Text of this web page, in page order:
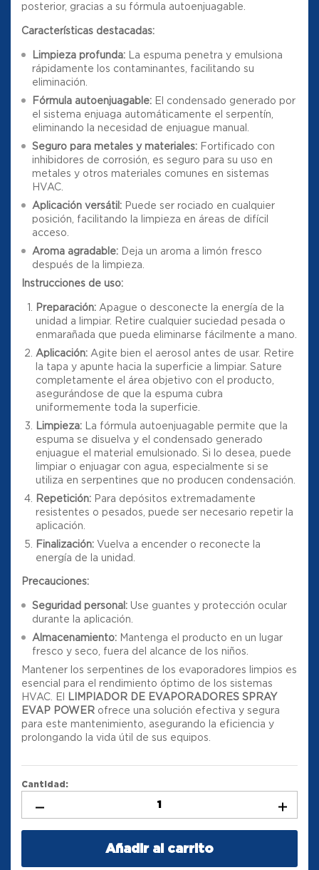
posterior, gracias a su fórmula autoenjuagable.
Características destacadas:
Limpieza profunda: La espuma penetra y emulsiona
rápidamente los contaminantes, facilitando su
eliminación.
Fórmula autoenjuagable: El condensado generado por
el sistema enjuaga automáticamente el serpentín,
eliminando la necesidad de enjuague manual.
Seguro para metales y materiales: Fortificado con
inhibidores de corrosión, es seguro para su uso en
metales y otros materiales comunes en sistemas
HVAC.
Aplicación versátil: Puede ser rociado en cualquier
posición, facilitando la limpieza en áreas de difícil
acceso.
Aroma agradable: Deja un aroma a limón fresco
después de la limpieza.
Instrucciones de uso:
Preparación: Apague o desconecte la energía de la
unidad a limpiar. Retire cualquier suciedad pesada o
enmarañada que pueda eliminarse fácilmente a mano.
Aplicación: Agite bien el aerosol antes de usar. Retire
la tapa y apunte hacia la superficie a limpiar. Sature
completamente el área objetivo con el producto,
asegurándose de que la espuma cubra
uniformemente toda la superficie.
Limpieza: La fórmula autoenjuagable permite que la
espuma se disuelva y el condensado generado
enjuague el material emulsionado. Si lo desea, puede
limpiar o enjuagar con agua, especialmente si se
utiliza en serpentines que no producen condensación.
Repetición: Para depósitos extremadamente
resistentes o pesados, puede ser necesario repetir la
aplicación.
Finalización: Vuelva a encender o reconecte la
energía de la unidad.
Precauciones:
Seguridad personal: Use guantes y protección ocular
durante la aplicación.
Almacenamiento: Mantenga el producto en un lugar
fresco y seco, fuera del alcance de los niños.
Mantener los serpentines de los evaporadores limpios es
esencial para el rendimiento óptimo de los sistemas
HVAC. El
LIMPIADOR DE EVAPORADORES SPRAY
EVAP POWER ofrece una solución efectiva y segura
para este mantenimiento, asegurando la eficiencia y
prolongando la vida útil de sus equipos.
Cantidad:
Añadir al carrito